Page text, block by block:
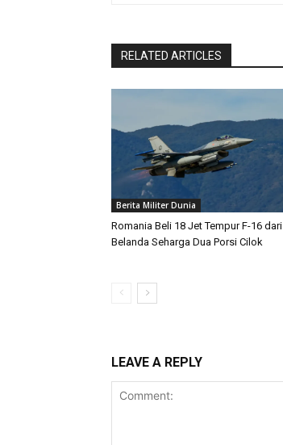
RELATED ARTICLES
Berita Militer Dunia
Romania Beli 18 Jet Tempur F-16 dari
Belanda Seharga Dua Porsi Cilok
LEAVE A REPLY